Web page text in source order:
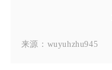
来源： wuyuhzhu945